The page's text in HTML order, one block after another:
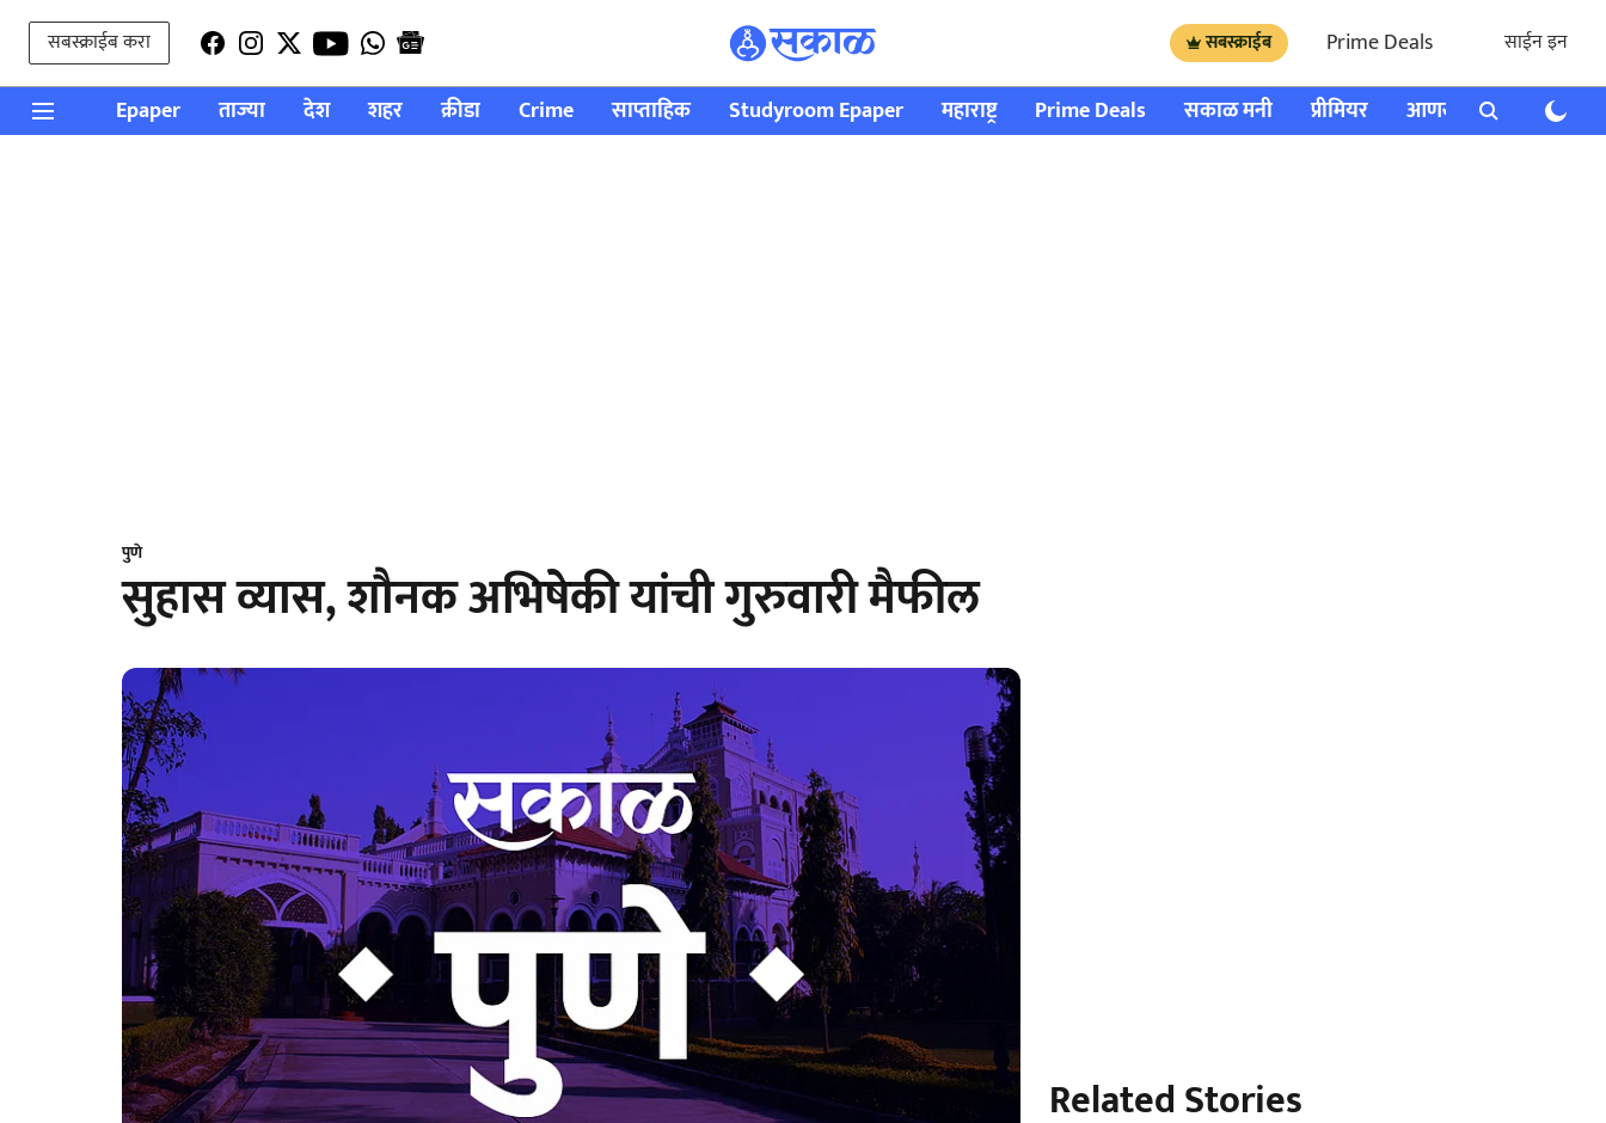
सबस्क्राईब करा सबस्क्राईब Prime Deals साईन इन
Epaper ताज्या देश शहर क्रीडा Crime साप्ताहिक Studyroom Epaper महाराष्ट्र Prime Deals सकाळ मनी प्रीमियर आणखी राशी भविष्य
पुणे
सुहास व्यास, शौनक अभिषेकी यांची गुरुवारी मैफील
Related Stories